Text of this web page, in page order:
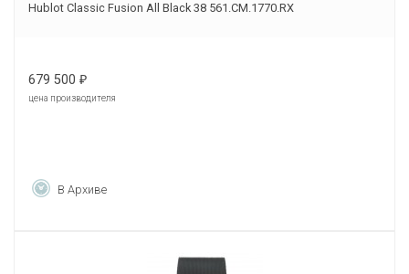
Hublot Classic Fusion All Black 38 561.CM.1770.RX
679 500 ₽
цена производителя
В Архиве